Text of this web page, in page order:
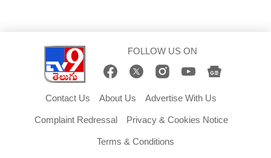
FOLLOW US ON
Contact Us About Us Advertise With Us
Complaint Redressal Privacy & Cookies Notice
Terms & Conditions